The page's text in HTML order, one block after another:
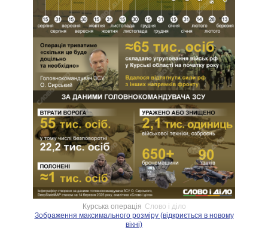
Курська операція Слово і діло
Зображення максимального розміру (відкриється в новому
вікні)